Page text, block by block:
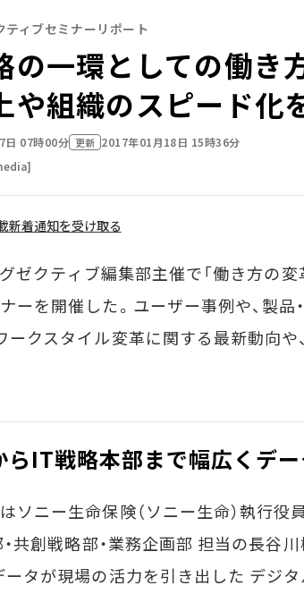
ィブセミナーリポート
の一環としての働き
や組織のスピード化
日 07時00分 更新 2017年01月18日 15時36分
新着通知を受け取る
クティブ編集部主催で「働き方の変
ーを開催した。ユーザー事例や、製品
ークスタイル変革に関する最新動向
らIT戦略本部まで幅広くデ
ソニー生命保険（ソニー生命）執行役
共創戦略部・業務企画部 担当の長谷
ータが現場の活力を引き出した デジ